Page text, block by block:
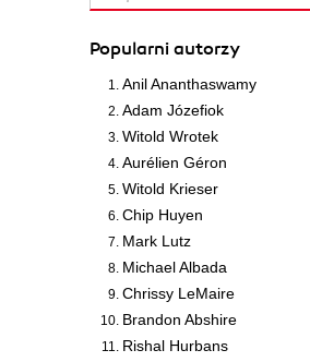
Popularni autorzy
Anil Ananthaswamy
Adam Józefiok
Witold Wrotek
Aurélien Géron
Witold Krieser
Chip Huyen
Mark Lutz
Michael Albada
Chrissy LeMaire
Brandon Abshire
Rishal Hurbans